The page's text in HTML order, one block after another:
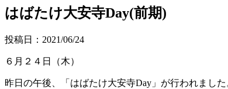
はばたけ大安寺Day(前期)
投稿日：2021/06/24
６月２４日（木）
昨日の午後、「はばたけ大安寺Day」が行われまし